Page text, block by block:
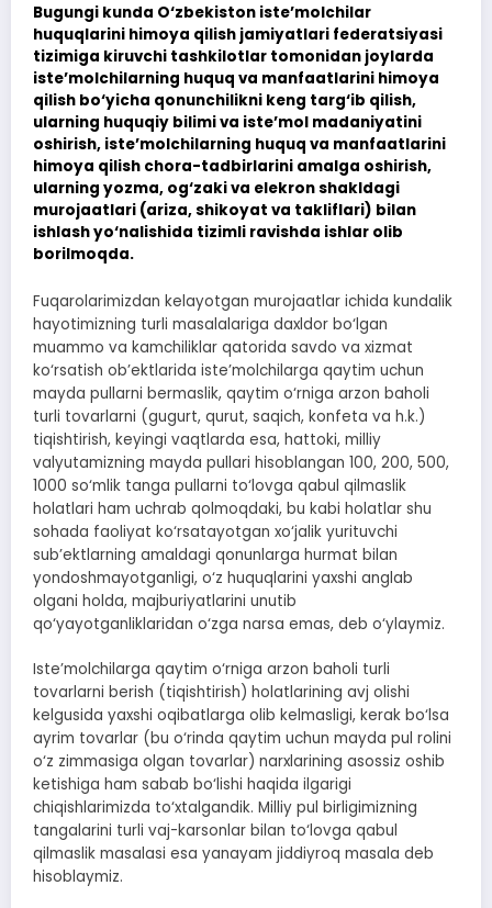
Bugungi kunda O‘zbekiston iste’molchilar
huquqlarini himoya qilish jamiyatlari federatsiyasi
tizimiga kiruvchi tashkilotlar tomonidan joylarda
iste’molchilarning huquq va manfaatlarini himoya
qilish bo‘yicha qonunchilikni keng targ‘ib qilish,
ularning huquqiy bilimi va iste’mol madaniyatini
oshirish, iste’molchilarning huquq va manfaatlarini
himoya qilish chora-tadbirlarini amalga oshirish,
ularning yozma, og‘zaki va elekron shakldagi
murojaatlari (ariza, shikoyat va takliflari) bilan
ishlash yo‘nalishida tizimli ravishda ishlar olib
borilmoqda.
Fuqarolarimizdan kelayotgan murojaatlar ichida kundalik
hayotimizning turli masalalariga daxldor bo‘lgan
muammo va kamchiliklar qatorida savdo va xizmat
ko‘rsatish ob’ektlarida iste’molchilarga qaytim uchun
mayda pullarni bermaslik, qaytim o‘rniga arzon baholi
turli tovarlarni (gugurt, qurut, saqich, konfeta va h.k.)
tiqishtirish, keyingi vaqtlarda esa, hattoki, milliy
valyutamizning mayda pullari hisoblangan 100, 200, 500,
1000 so‘mlik tanga pullarni to‘lovga qabul qilmaslik
holatlari ham uchrab qolmoqdaki, bu kabi holatlar shu
sohada faoliyat ko‘rsatayotgan xo‘jalik yurituvchi
sub’ektlarning amaldagi qonunlarga hurmat bilan
yondoshmayotganligi, o‘z huquqlarini yaxshi anglab
olgani holda, majburiyatlarini unutib
qo‘yayotganliklaridan o‘zga narsa emas, deb o‘ylaymiz.
Iste’molchilarga qaytim o‘rniga arzon baholi turli
tovarlarni berish (tiqishtirish) holatlarining avj olishi
kelgusida yaxshi oqibatlarga olib kelmasligi, kerak bo‘lsa
ayrim tovarlar (bu o‘rinda qaytim uchun mayda pul rolini
o‘z zimmasiga olgan tovarlar) narxlarining asossiz oshib
ketishiga ham sabab bo‘lishi haqida ilgarigi
chiqishlarimizda to‘xtalgandik. Milliy pul birligimizning
tangalarini turli vaj-karsonlar bilan to‘lovga qabul
qilmaslik masalasi esa yanayam jiddiyroq masala deb
hisoblaymiz.